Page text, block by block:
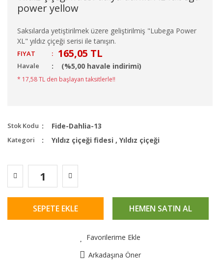
power yellow
Saksılarda yetiştirilmek üzere geliştirilmiş "Lubega Power
XL" yıldız çiçeği serisi ile tanışın.
FIYAT : 165,05 TL
Havale (%5,00 havale indirimi)
* 17,58 TL den başlayan taksitlerle!!
Stok Kodu Fide-Dahlia-13
Kategori Yıldız çiçeği fidesi , Yıldız çiçeği
SEPETE EKLE HEMEN SATIN AL
Favorilerime Ekle
Arkadaşına Öner